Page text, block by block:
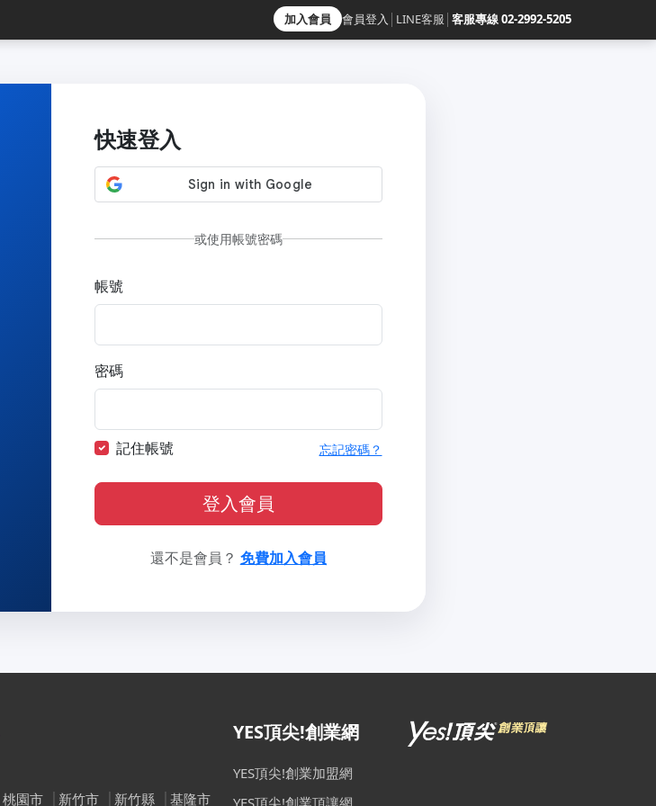
加入會員 會員登入 LINE客服 客服專線 02-2992-5205
快速登入
或使用帳號密碼
帳號
密碼
記住帳號 忘記密碼？
登入會員
還不是會員？ 免費加入會員
桃園市 新竹市 新竹縣 基隆市
YES頂尖!創業網
YES頂尖!創業加盟網
YES頂尖!創業頂讓網